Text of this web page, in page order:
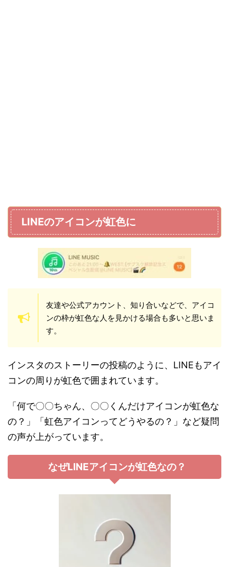
LINEのアイコンが虹色に
友達や公式アカウント、知り合いなどで、アイコ
ンの枠が虹色な人を見かける場合も多いと思いま
す。
インスタのストーリーの投稿のように、LINEもアイ
コンの周りが虹色で囲まれています。
「何で〇〇ちゃん、〇〇くんだけアイコンが虹色な
の？」「虹色アイコンってどうやるの？」など疑問
の声が上がっています。
なぜLINEアイコンが虹色なの？